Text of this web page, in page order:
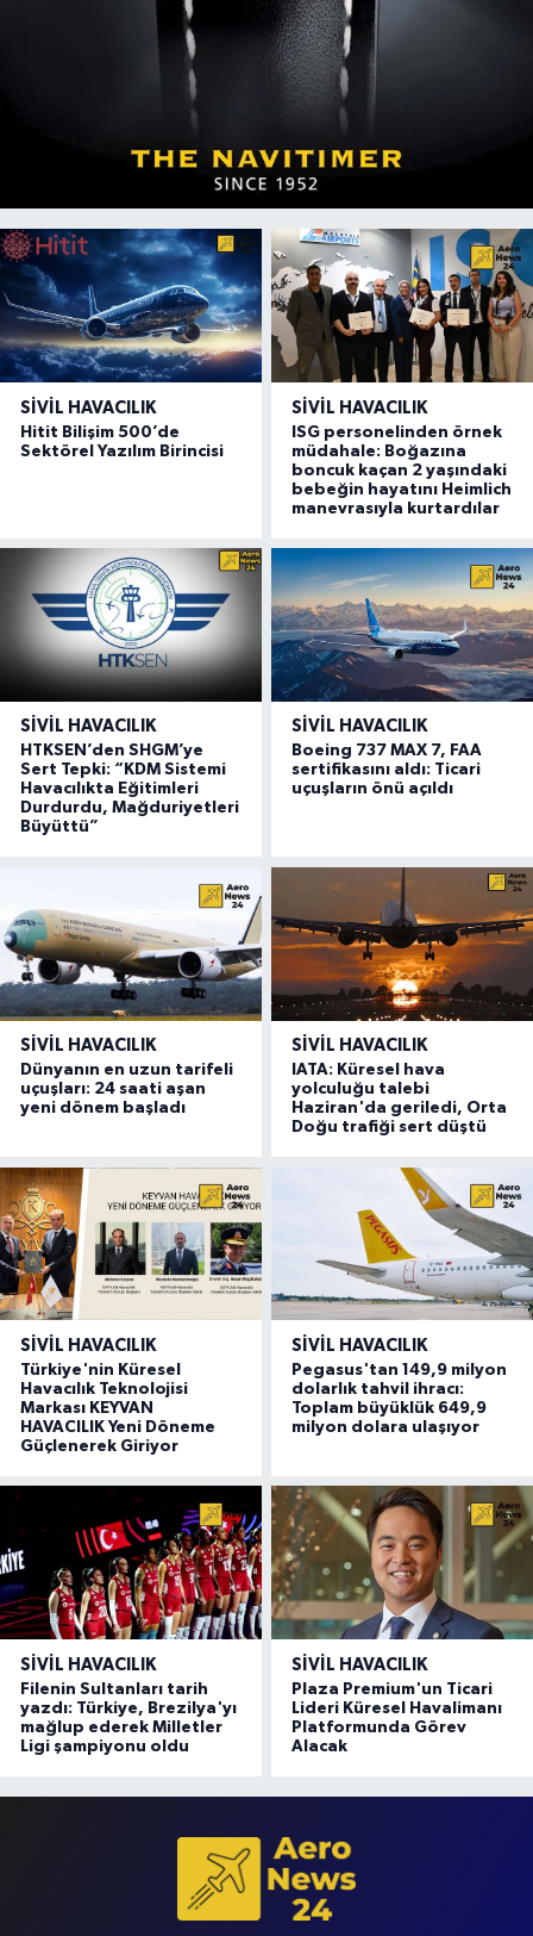
SIVIL HAVACILIK
Hitit Bilişim 500’de
Sektörel Yazılım Birincisi
SIVIL HAVACILIK
ISG personelinden örnek
müdahale: Boğazına
boncuk kaçan 2 yaşındaki
bebeğin hayatını Heimlich
manevrasıyla kurtardılar
SIVIL HAVACILIK
HTKSEN’den SHGM’ye
Sert Tepki: “KDM Sistemi
Havacılıkta Eğitimleri
Durdurdu, Mağduriyetleri
Büyüttü”
SIVIL HAVACILIK
Boeing 737 MAX 7, FAA
sertifikasını aldı: Ticari
uçuşların önü açıldı
SIVIL HAVACILIK
Dünyanın en uzun tarifeli
uçuşları: 24 saati aşan
yeni dönem başladı
SIVIL HAVACILIK
IATA: Küresel hava
yolculuğu talebi
Haziran'da geriledi, Orta
Doğu trafiği sert düştü
SIVIL HAVACILIK
Türkiye'nin Küresel
Havacılık Teknolojisi
Markası KEYVAN
HAVACILIK Yeni Döneme
Güçlenerek Giriyor
SIVIL HAVACILIK
Pegasus'tan 149,9 milyon
dolarlık tahvil ihracı:
Toplam büyüklük 649,9
milyon dolara ulaşıyor
SIVIL HAVACILIK
Filenin Sultanları tarih
yazdı: Türkiye, Brezilya'yı
mağlup ederek Milletler
Ligi şampiyonu oldu
SIVIL HAVACILIK
Plaza Premium'un Ticari
Lideri Küresel Havalimanı
Platformunda Görev
Alacak